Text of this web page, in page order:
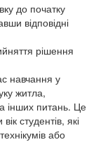
до початку
відповідні
рішення
навчання у
житла,
інших питань. Це
студентів, які
або